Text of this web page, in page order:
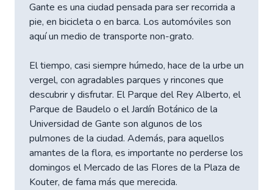
Gante es una ciudad pensada para ser recorrida a
pie, en bicicleta o en barca. Los automóviles son
aquí un medio de transporte non-grato.
El tiempo, casi siempre húmedo, hace de la urbe un
vergel, con agradables parques y rincones que
descubrir y disfrutar. El Parque del Rey Alberto, el
Parque de Baudelo o el Jardín Botánico de la
Universidad de Gante son algunos de los
pulmones de la ciudad. Además, para aquellos
amantes de la flora, es importante no perderse los
domingos el Mercado de las Flores de la Plaza de
Kouter, de fama más que merecida.